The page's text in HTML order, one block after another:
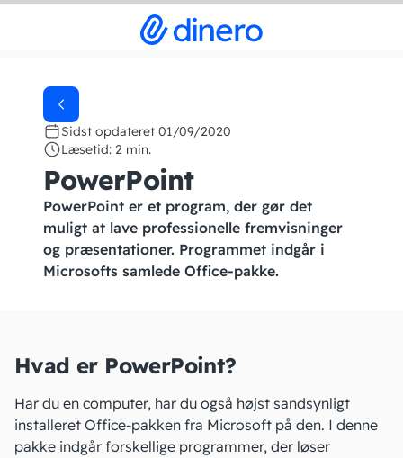
Sidst opdateret 01/09/2020
Læsetid: 2 min.
PowerPoint
PowerPoint er et program, der gør det
muligt at lave professionelle fremvisninger
og præsentationer. Programmet indgår i
Microsofts samlede Office-pakke.
Hvad er PowerPoint?
Har du en computer, har du også højst sandsynligt
installeret Office-pakken fra Microsoft på den. I denne
pakke indgår forskellige programmer, der løser